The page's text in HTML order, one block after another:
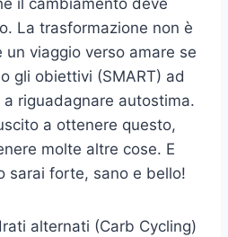
il cambiamento deve
La trasformazione non è
un viaggio verso amare se
gli obiettivi (SMART) ad
riguadagnare autostima.
a ottenere questo,
molte altre cose. E
sarai forte, sano e bello!
alternati (Carb Cycling)